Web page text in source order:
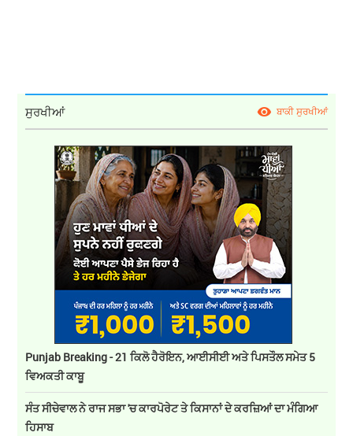
ਸੁਰਖੀਆਂ ਬਾਕੀ ਸੁਰਖੀਆਂ
Punjab Breaking - 21 ਕਿਲੋ ਹੈਰੋਇਨ, ਆਈਸੀਈ ਅਤੇ ਪਿਸਤੌਲ ਸਮੇਤ 5
ਵਿਅਕਤੀ ਕਾਬੂ
ਸੰਤ ਸੀਚੇਵਾਲ ਨੇ ਰਾਜ ਸਭਾ 'ਚ ਕਾਰਪੋਰੇਟ ਤੇ ਕਿਸਾਨਾਂ ਦੇ ਕਰਜ਼ਿਆਂ ਦਾ ਮੰਗਿਆ
ਹਿਸਾਬ